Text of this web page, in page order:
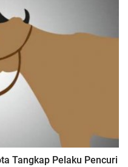
Tangkap Pelaku Pencuri